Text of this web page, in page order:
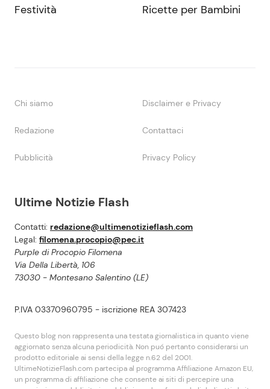
Ultime Notizie Flash
Contatti: redazione@ultimenotizieflash.com
Legal: filomena.procopio@pec.it
Purple di Procopio Filomena
Via Della Libertà, 106
73030 - Montesano Salentino (LE)
P.IVA 03370960795 - iscrizione REA 307423
Questo blog non rappresenta una testata giornalistica in quanto viene
aggiornato senza alcuna periodicità. Non puó pertanto considerarsi un
prodotto editoriale ai sensi della legge n.62 del 2001.
UltimeNotizieFlash.com partecipa al programma Affiliazione Amazon EU,
un programma di affiliazione che consente ai siti di percepire una
Festività Ricette per Bambini
Chi siamo Disclaimer e Privacy
Redazione Contattaci
Pubblicità Privacy Policy